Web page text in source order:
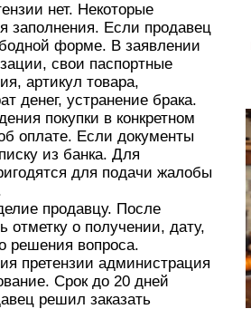
нет. Некоторые
заполнения. Если продавец
форме. В заявлении
свои паспортные
артикул товара,
денег, устранение брака.
покупки в конкретном
оплате. Если документы
из банка. Для
для подачи жалобы
продавцу. После
отметку о получении, дату,
решения вопроса.
претензии администрация
Срок до 20 дней
решил заказать